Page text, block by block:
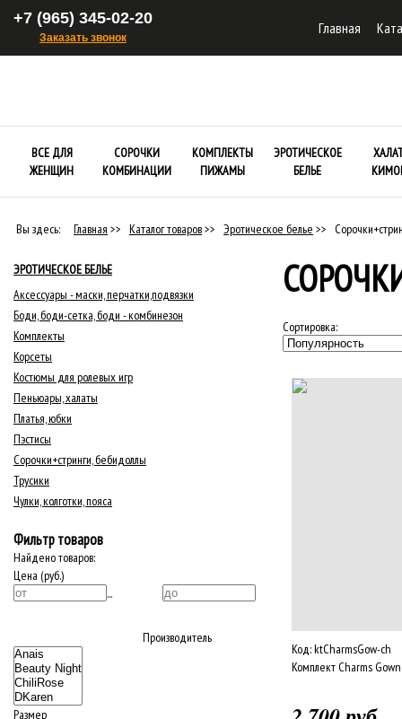
+7 (965) 345-02-20
Заказать звонок
Главная
ВСЕ ДЛЯ
ЖЕНЩИН
СОРОЧКИ
КОМБИНАЦИИ
КОМПЛЕКТЫ
ПИЖАМЫ
ЭРОТИЧЕСКОЕ
БЕЛЬЕ
Вы здесь: Главная >> Каталог товаров>> Эротическое белье >>
ЭРОТИЧЕСКОЕ БЕЛЬЕ
Аксессуары - маски, перчатки,подвязки
Боди, боди-сетка, боди - комбинезон
Комплекты
Корсеты
Костюмы для ролевых игр
Пеньюары, халаты
Платья, юбки
Пэстисы
Сорочки+стринги, бебидоллы
Трусики
Чулки, колготки, пояса
Фильтр товаров
Найдено товаров:
Цена (руб.)
...
Производитель
Размер
Сортировка:
Код:ktCharmsGow-ch
Комплект Charms